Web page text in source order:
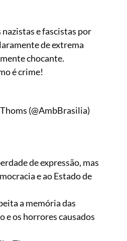
e fascistas por
de extrema
chocante.
é crime!
(@AmbBrasilia)
de expressão, mas
e ao Estado de
a memória das
e os horrores causados